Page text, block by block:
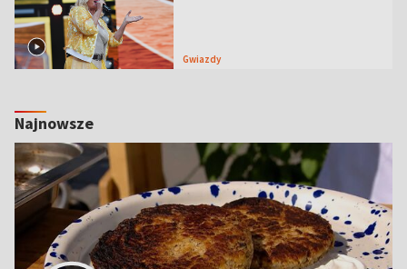
Gwiazdy
Najnowsze